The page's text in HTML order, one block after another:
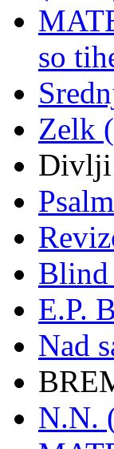
so
Zelk
Divlji
Blind
E.P.
Nad
N.N.